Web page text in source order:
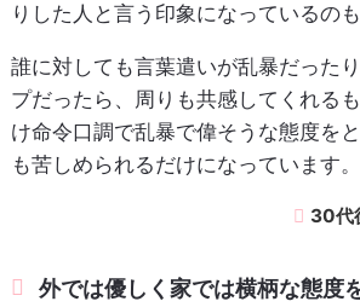
りした人と言う印象になっているの
誰に対しても言葉遣いが乱暴だった
プだったら、周りも共感してくれる
け命令口調で乱暴で偉そうな態度を
も苦しめられるだけになっています。
30代
外では優しく家では横柄な態度